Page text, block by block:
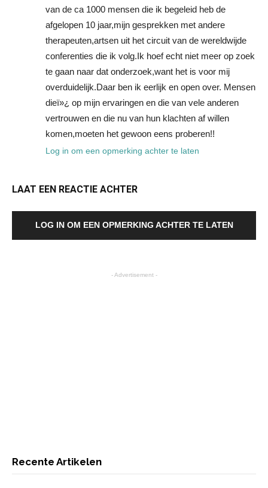
van de ca 1000 mensen die ik begeleid heb de
afgelopen 10 jaar,mijn gesprekken met andere
therapeuten,artsen uit het circuit van de wereldwijde
conferenties die ik volg.Ik hoef echt niet meer op zoek
te gaan naar dat onderzoek,want het is voor mij
overduidelijk.Daar ben ik eerlijk en open over. Mensen
dieï»¿ op mijn ervaringen en die van vele anderen
vertrouwen en die nu van hun klachten af willen
komen,moeten het gewoon eens proberen!!
Log in om een opmerking achter te laten
LAAT EEN REACTIE ACHTER
LOG IN OM EEN OPMERKING ACHTER TE LATEN
- Advertisement -
Recente Artikelen